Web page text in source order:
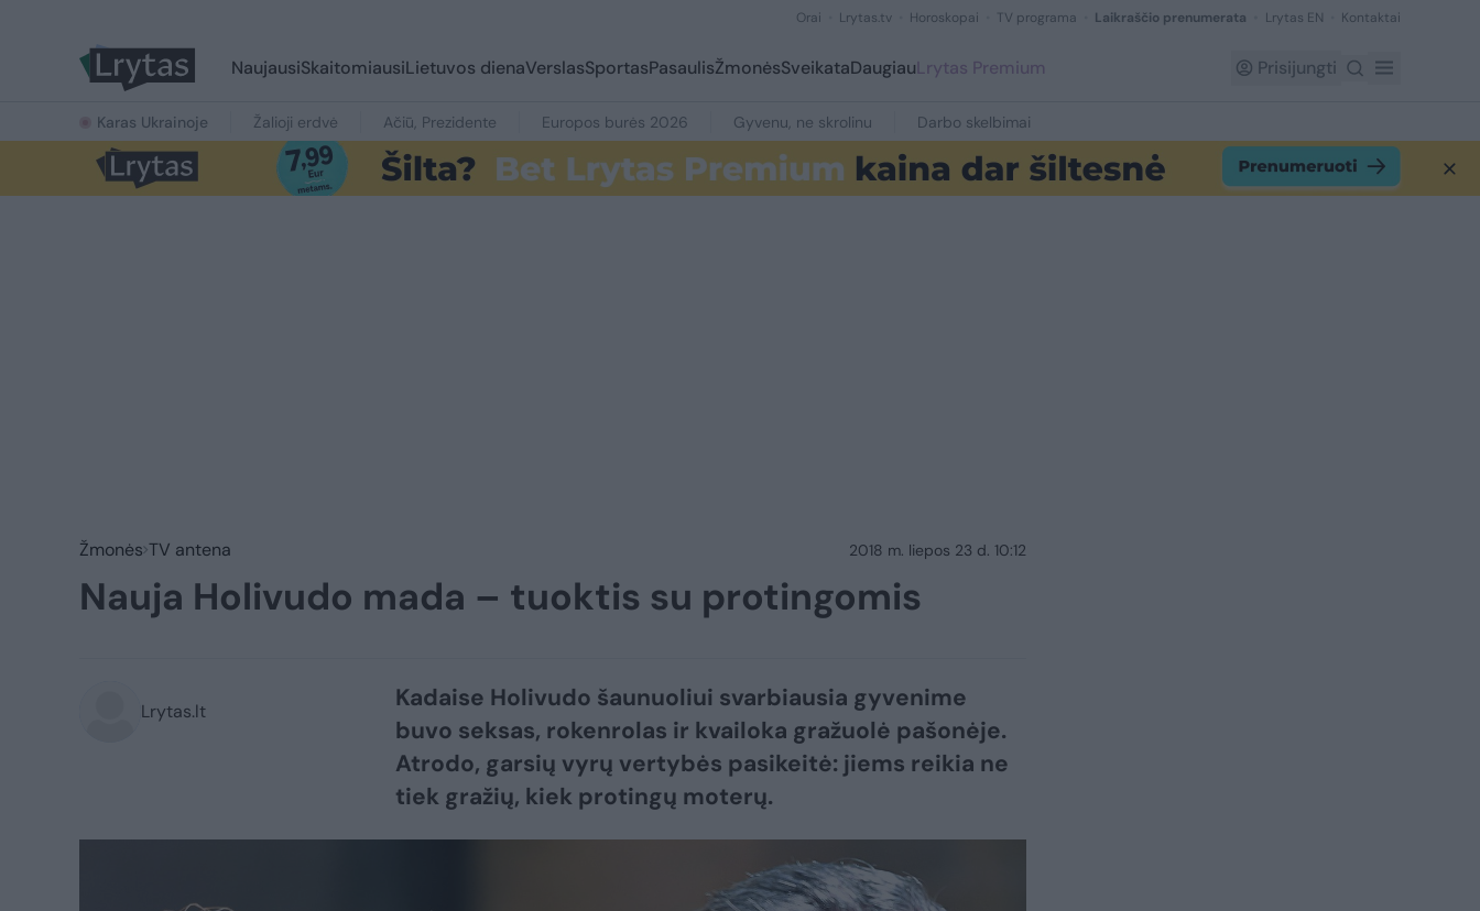
Orai Lrytas.tv Horoskopai TV programa Laikraščio prenumerata Lrytas EN Kontaktai
NaujausiSkaitomiausiLietuvos dienaVerslasSportasPasaulisŽmonėsSveikataDaugiauLrytas Premium Prisijungti
Karas Ukrainoje Žalioji erdvė Ačiū, Prezidente Europos burės 2026 Gyvenu, ne skrolinu Darbo skelbimai
Žmonės TV antena 2018 m. liepos 23 d. 10:12
Nauja Holivudo mada – tuoktis su protingomis
Lrytas.lt
Kadaise Holivudo šaunuoliui svarbiausia gyvenime
buvo seksas, rokenrolas ir kvailoka gražuolė pašonėje.
Atrodo, garsių vyrų vertybės pasikeitė: jiems reikia ne
tiek gražių, kiek protingų moterų.